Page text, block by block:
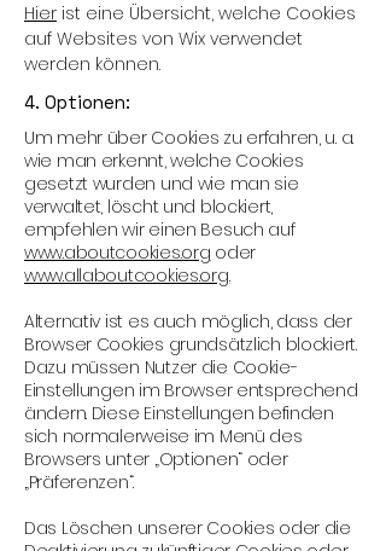
Hier ist eine Übersicht, welche Cookies
auf Websites von Wix verwendet
werden können.
4. Optionen:
Um mehr über Cookies zu erfahren, u. a.
wie man erkennt, welche Cookies
gesetzt wurden und wie man sie
verwaltet, löscht und blockiert,
empfehlen wir einen Besuch auf
www.aboutcookies.org oder
www.allaboutcookies.org.
Alternativ ist es auch möglich, dass der
Browser Cookies grundsätzlich blockiert.
Dazu müssen Nutzer die Cookie-
Einstellungen im Browser entsprechend
ändern. Diese Einstellungen befinden
sich normalerweise im Menü des
Browsers unter „Optionen“ oder
„Präferenzen“.
Das Löschen unserer Cookies oder die